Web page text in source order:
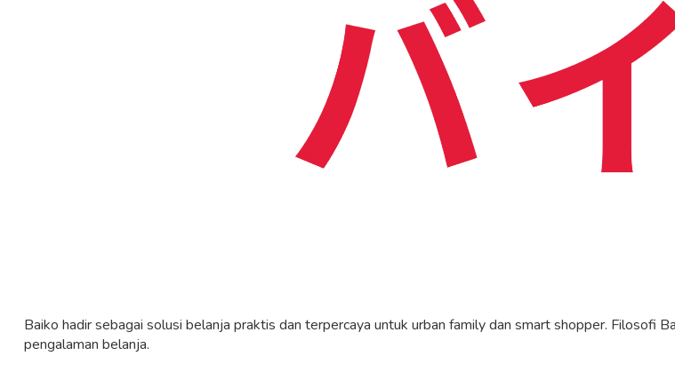
Baiko hadir sebagai solusi belanja praktis dan terpercaya untuk urban family dan smart shopper. Filosofi
pengalaman belanja.